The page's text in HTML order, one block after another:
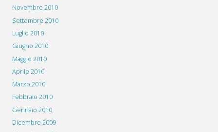
Novembre 2010
Settembre 2010
Luglio 2010
Giugno 2010
Maggio 2010
Aprile 2010
Marzo 2010
Febbraio 2010
Gennaio 2010
Dicembre 2009